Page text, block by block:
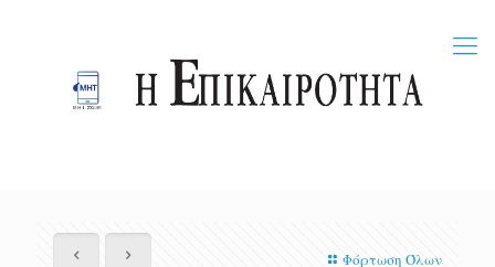
Φόρτωση Όλων